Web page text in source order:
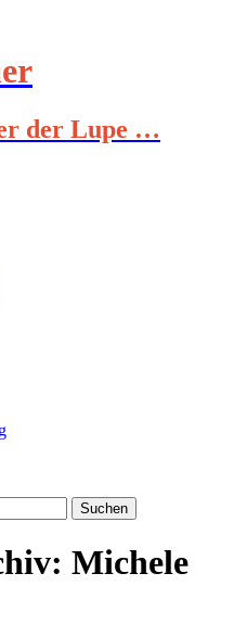
der Lupe …
Michele